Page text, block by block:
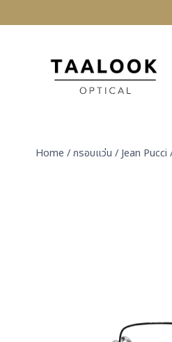
to
Home /กรอบแว่น / Jean Pucci